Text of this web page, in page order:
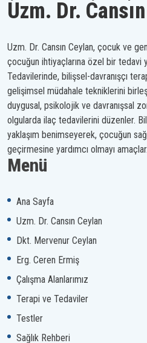
Uzm. Dr.
Uzm. Dr. Cansın Ceylan, çocuk ve
çocuğun ihtiyaçlarına özel bir tedavi
Tedavilerinde, bilişsel-davranışçı
gelişimsel müdahale tekniklerini
duygusal, psikolojik ve davranışsal
olgularda ilaç tedavilerini düzenler.
yaklaşım benimseyerek, çocuğun
geçirmesine yardımcı olmayı amaçlar.
Menü
Ana Sayfa
Uzm. Dr. Cansın Ceylan
Dkt. Mervenur Ceylan
Erg. Ceren Ermiş
Çalışma Alanlarımız
Terapi ve Tedaviler
Testler
Sağlık Rehberi